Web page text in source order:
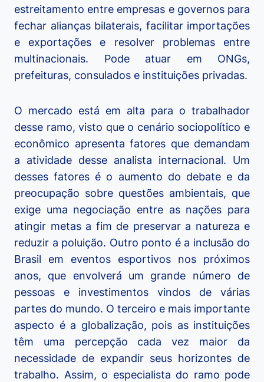
estreitamento entre empresas e governos para
fechar alianças bilaterais, facilitar importações
e exportações e resolver problemas entre
multinacionais. Pode atuar em ONGs,
prefeituras, consulados e instituições privadas.
O mercado está em alta para o trabalhador
desse ramo, visto que o cenário sociopolítico e
econômico apresenta fatores que demandam
a atividade desse analista internacional. Um
desses fatores é o aumento do debate e da
preocupação sobre questões ambientais, que
exige uma negociação entre as nações para
atingir metas a fim de preservar a natureza e
reduzir a poluição. Outro ponto é a inclusão do
Brasil em eventos esportivos nos próximos
anos, que envolverá um grande número de
pessoas e investimentos vindos de várias
partes do mundo. O terceiro e mais importante
aspecto é a globalização, pois as instituições
têm uma percepção cada vez maior da
necessidade de expandir seus horizontes de
trabalho. Assim, o especialista do ramo pode